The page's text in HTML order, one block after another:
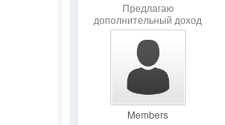
Предлагаю
дополнительный доход
Members